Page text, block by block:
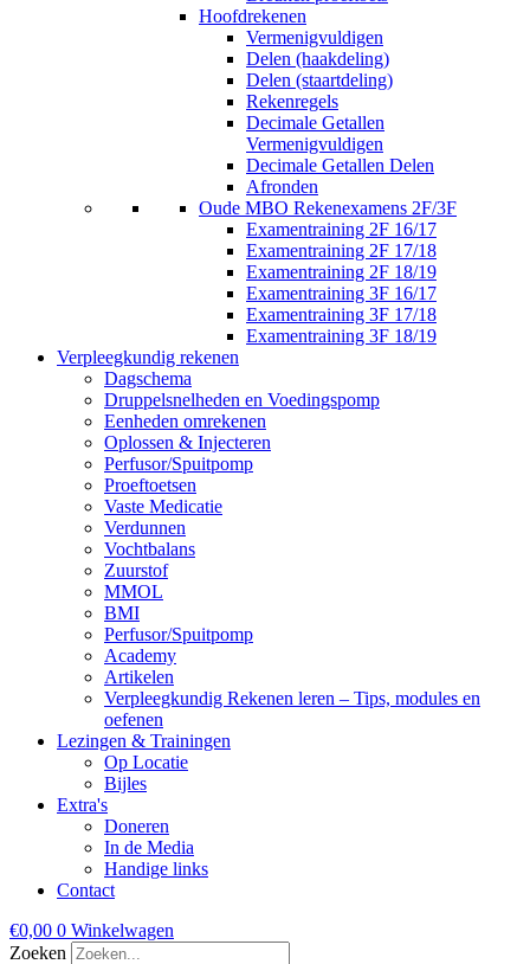
Hoofdrekenen
Vermenigvuldigen
Delen (haakdeling)
Delen (staartdeling)
Rekenregels
Decimale Getallen
Vermenigvuldigen
Decimale Getallen Delen
Afronden
Oude MBO Rekenexamens 2F/3F
Examentraining 2F 16/17
Examentraining 2F 17/18
Examentraining 2F 18/19
Examentraining 3F 16/17
Examentraining 3F 17/18
Examentraining 3F 18/19
Verpleegkundig rekenen
Dagschema
Druppelsnelheden en Voedingspomp
Eenheden omrekenen
Oplossen & Injecteren
Perfusor/Spuitpomp
Proeftoetsen
Vaste Medicatie
Verdunnen
Vochtbalans
Zuurstof
MMOL
BMI
Perfusor/Spuitpomp
Academy
Artikelen
Verpleegkundig Rekenen leren – Tips, modules en
oefenen
Lezingen & Trainingen
Op Locatie
Bijles
Extra's
Doneren
In de Media
Handige links
Contact
€0,00 0 Winkelwagen
Zoeken